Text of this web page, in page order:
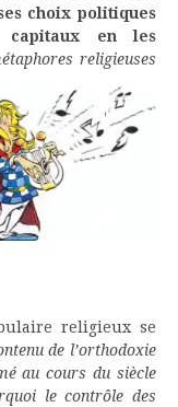
choix politiques
capitaux en les
religieuses
religieux se
de l’orthodoxie
au cours du siècle
le contrôle des